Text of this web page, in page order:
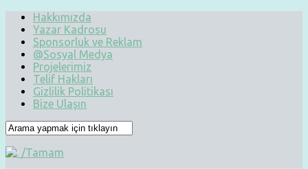
Hakkımızda
Yazar Kadrosu
Sponsorluk ve Reklam
@Sosyal Medya
Projelerimiz
Telif Hakları
Gizlilik Politikası
Bize Ulaşın